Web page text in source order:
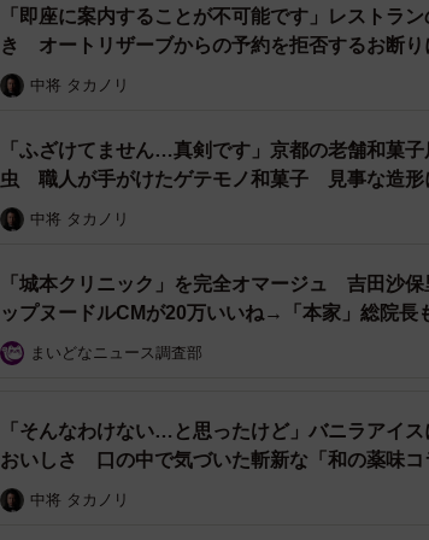
「即座に案内することが不可能です」レストラ
き オートリザーブからの予約を拒否するお断り
中将 タカノリ
「ふざけてません…真剣です」京都の老舗和菓
虫 職人が手がけたゲテモノ和菓子 見事な造形
ル」
中将 タカノリ
「城本クリニック」を完全オマージュ 吉田沙
ップヌードルCMが20万いいね→「本家」総院長
まいどなニュース調査部
「そんなわけない…と思ったけど」バニラアイ
おいしさ 口の中で気づいた斬新な「和の薬味コ
中将 タカノリ